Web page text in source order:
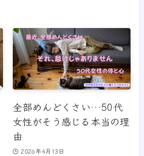
全部めんどくさい…50代
女性がそう感じる本当の理
由
2026年4月13日